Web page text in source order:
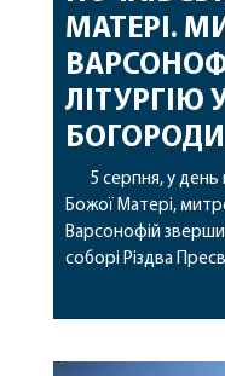
МАТЕРІ.
ЛІТУРГІЮ
5 серпня, у день
Божої Матері,
Варсонофій
соборі Різдва
Його
священному сані.